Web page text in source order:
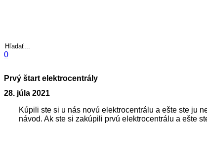
Hľadať
0
Prvý štart elektrocentrály
28. júla 2021
Kúpili ste si u nás novú elektrocentrálu a ešte ste ju
návod. Ak ste si zakúpili prvú elektrocentrálu a ešte